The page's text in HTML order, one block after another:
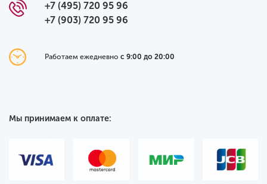
+7 (495) 720 95 96
+7 (903) 720 95 96
Работаем ежедневно с 9:00 до 20:00
Мы принимаем к оплате: